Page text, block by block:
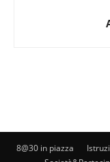
8@30 in piazza